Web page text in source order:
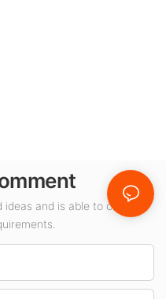
and is able to cater to